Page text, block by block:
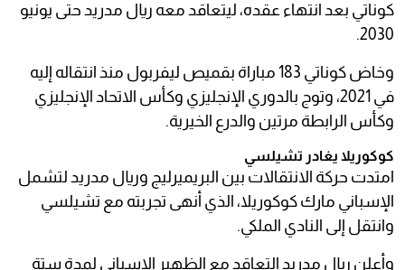
كوناتي بعد انتهاء عقده، ليتعاقد معه ريال مدريد حتى يونيو
2030.
وخاض كوناتي 183 مباراة بقميص ليفربول منذ انتقاله إليه
في 2021، وتوج بالدوري الإنجليزي وكأس الاتحاد الإنجليزي
وكأس الرابطة مرتين والدرع الخيرية.
كوكوريلا يغادر تشيلسي
امتدت حركة الانتقالات بين البريميرليج وريال مدريد لتشمل
الإسباني مارك كوكوريلا، الذي أنهى تجربته مع تشيلسي
وانتقل إلى النادي الملكي.
وأعلن ريال مدريد التعاقد مع الظهير الإسباني لمدة ستة